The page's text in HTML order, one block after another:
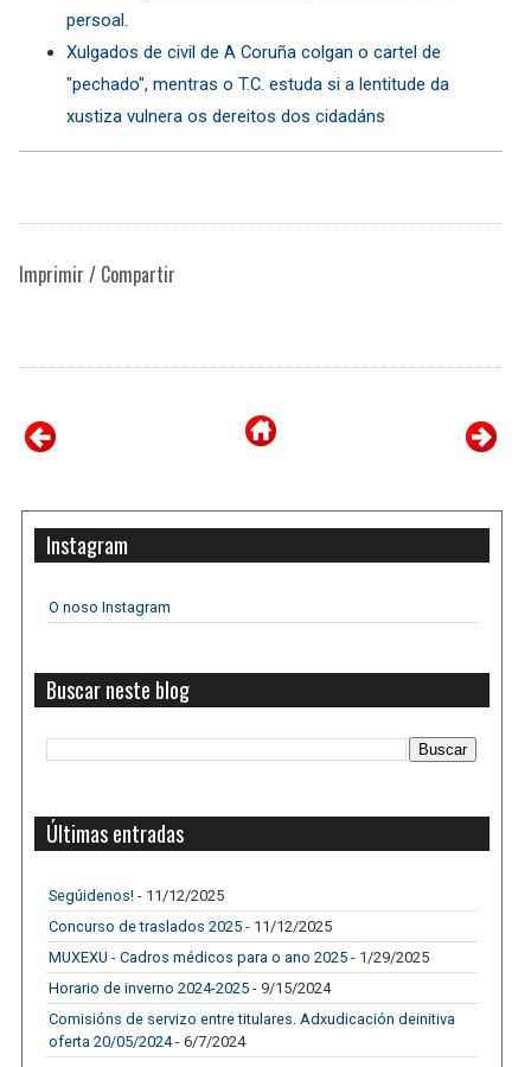
persoal.
Xulgados de civil de A Coruña colgan o cartel de
"pechado", mentras o T.C. estuda si a lentitude da
xustiza vulnera os dereitos dos cidadáns
Imprimir / Compartir
Instagram
O noso Instagram
Buscar neste blog
Últimas entradas
Segúidenos! - 11/12/2025
Concurso de traslados 2025 - 11/12/2025
MUXEXU - Cadros médicos para o ano 2025 - 1/29/2025
Horario de inverno 2024-2025 - 9/15/2024
Comisións de servizo entre titulares. Adxudicación deinitiva
oferta 20/05/2024- 6/7/2024